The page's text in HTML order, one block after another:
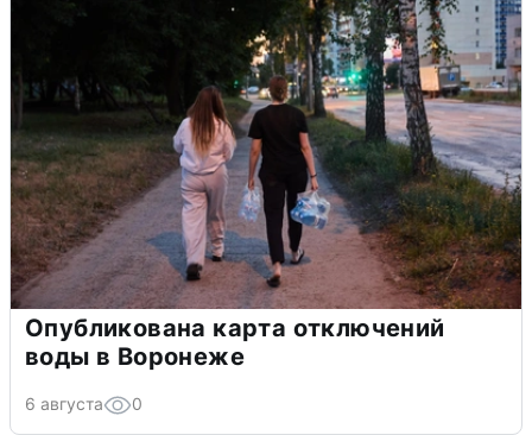
Опубликована карта отключений
воды в Воронеже
6 августа 0